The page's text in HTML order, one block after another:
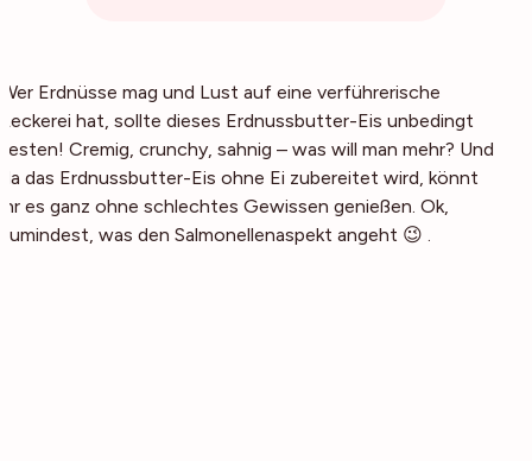
Wer Erdnüsse mag und Lust auf eine verführerische
Leckerei hat, sollte dieses Erdnussbutter-Eis unbedingt
testen! Cremig, crunchy, sahnig – was will man mehr? Und
da das Erdnussbutter-Eis ohne Ei zubereitet wird, könnt
ihr es ganz ohne schlechtes Gewissen genießen. Ok,
zumindest, was den Salmonellenaspekt angeht 😉 .